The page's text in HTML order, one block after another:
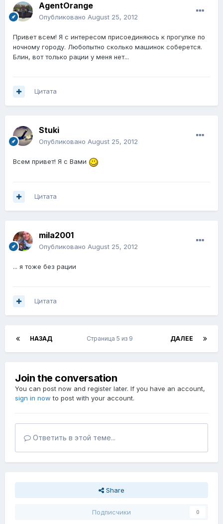
AgentOrange
Опубликовано August 25, 2012
Привет всем! Я с интересом присоединяюсь к прогулке по
ночному городу. Любопытно сколько машинок соберется.
Блин, вот только рации у меня нет...
Цитата
Stuki
Опубликовано August 25, 2012
Всем привет! Я с Вами
Цитата
mila2001
Опубликовано August 25, 2012
... я тоже без рации
Цитата
НАЗАД ДАЛЕЕ
Страница 5 из 9
Join the conversation
You can post now and register later. If you have an account,
sign in now to post with your account.
Ответить в этой теме...
Share
Подписчики 0